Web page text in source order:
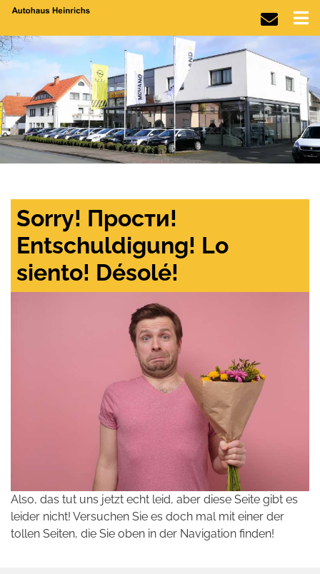
Sorry! Прости!
Entschuldigung! Lo
siento! Désolé!
Also, das tut uns jetzt echt leid, aber diese Seite gibt es
leider nicht! Versuchen Sie es doch mal mit einer der
tollen Seiten, die Sie oben in der Navigation finden!